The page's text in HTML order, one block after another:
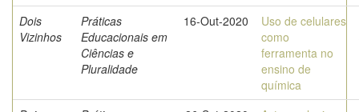
Dois
Vizinhos
Práticas
Educacionais em
Ciências e
Pluralidade
16-Out-2020
Uso de celulares
como
ferramenta no
ensino de
química